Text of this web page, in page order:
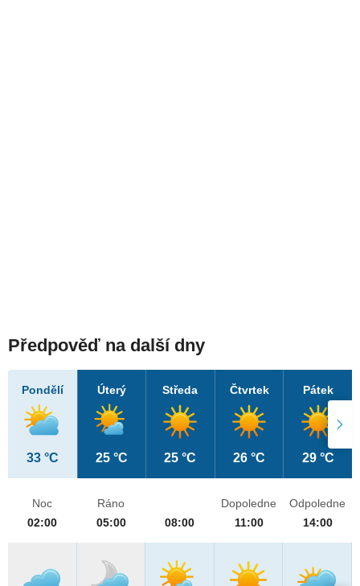
Předpověď na další dny
Pondělí
33 °C
Úterý
25 °C
Středa
25 °C
Čtvrtek
26 °C
Pátek
29 °C
Noc
02:00
Ráno
05:00
08:00
Dopoledne
11:00
Odpoledne
14:00